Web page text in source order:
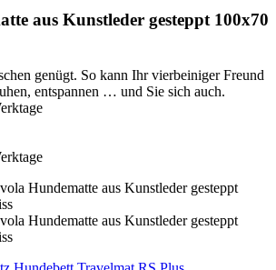
aus Kunstleder gesteppt 100x70
genügt. So kann Ihr vierbeiniger Freund
entspannen … und Sie sich auch.